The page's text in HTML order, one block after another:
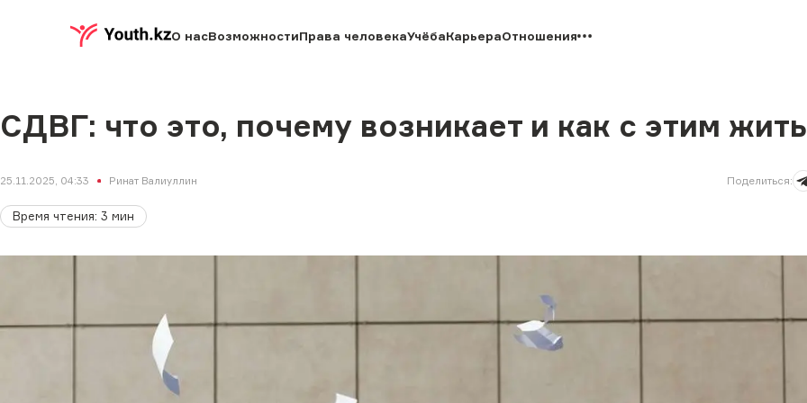
О насВозможностиПрава человекаУчёбаКарьераОтношения
СДВГ: что это, почему возникает и как с этим жить
25.11.2025, 04:33 Ринат Валиуллин Поделиться:
Время чтения: 3 мин